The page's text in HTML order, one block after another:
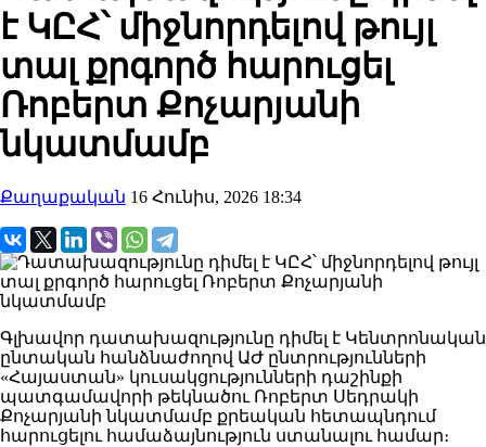
է ԿԸՀ՝ միջնորդելով թույլ
տալ քրգործ հարուցել
Ռոբերտ Քոչարյանի
նկատմամբ
Քաղաքական 16 Հունիս, 2026 18:34
Գլխավոր դատախազությունը դիմել է Կենտրոնական
ընտական հանձնաժողով ԱԺ ընտրությունների
«Հայաստան» կուսակցությունների դաշինքի
պատգամավորի թեկնածու Ռոբերտ Սեդրակի
Քոչարյանի նկատմամբ քրեական հետապնդում
հարուցելու համաձայնություն ստանալու համար։